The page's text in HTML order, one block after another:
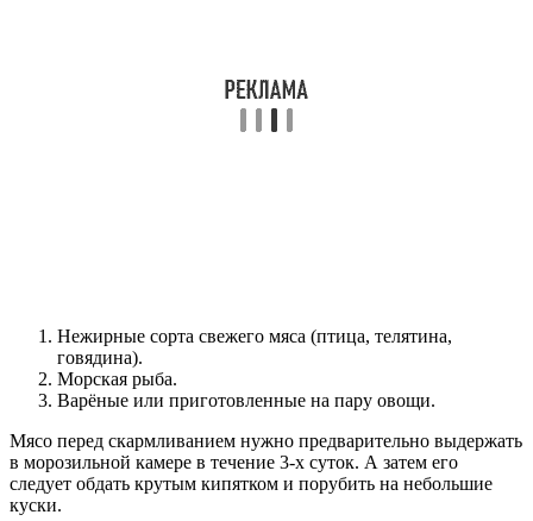
Нежирные сорта свежего мяса (птица, телятина,
говядина).
Морская рыба.
Варёные или приготовленные на пару овощи.
Мясо перед скармливанием нужно предварительно выдержать
в морозильной камере в течение 3-х суток. А затем его
следует обдать крутым кипятком и порубить на небольшие
куски.